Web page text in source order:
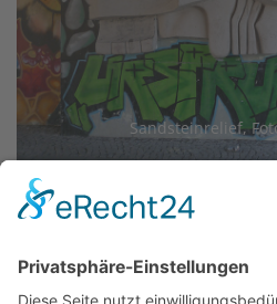
Sandsteinrelief,
Objekt:
Standort:
Hammarskjöldring
Material:
Relief
Entstehung:
1967